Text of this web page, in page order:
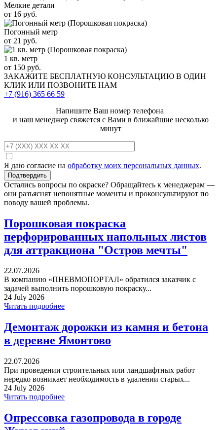
Мелкие детали
от 16 руб.
Погонный метр
от 21 руб.
1 кв. метр
от 150 руб.
ЗАКАЖИТЕ БЕСПЛАТНУЮ КОНСУЛЬТАЦИЮ В ОДИН
КЛИК ИЛИ ПОЗВОНИТЕ НАМ
+7 (916) 365 66 59
Напишите Ваш номер телефона
и наш менеджер свяжется с Вами в ближайшие несколько
минут
Я даю согласие на обработку моих персональных данных.
Остались вопросы по окраске? Обращайтесь к менеджерам —
они разъяснят непонятные моменты и проконсультируют по
поводу вашей проблемы.
Порошковая покраска
перфорированных напольных листов
для аттракциона "Остров мечты"
22.07.2026
В компанию «ПНЕВМОПОРТАЛ» обратился заказчик с
задачей выполнить порошковую покраску...
24 July 2026
Читать подробнее
Демонтаж дорожки из камня и бетона
в деревне Ямонтово
22.07.2026
При проведении строительных или ландшафтных работ
нередко возникает необходимость в удалении старых...
24 July 2026
Читать подробнее
Опрессовка газопровода в городе